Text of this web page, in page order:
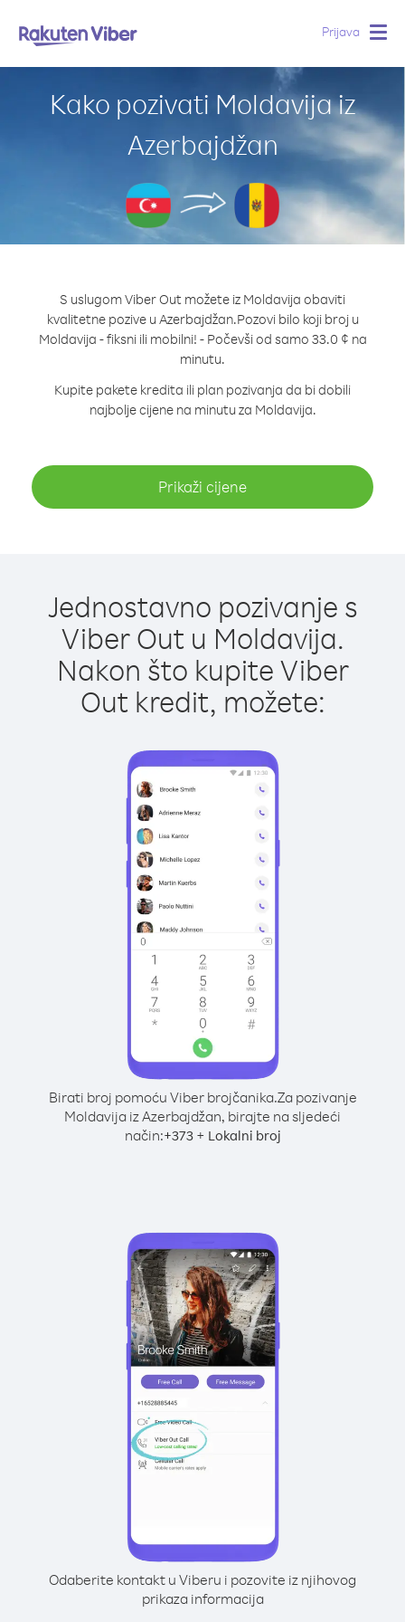
Prijava
Kako pozivati Moldavija iz
Azerbajdžan
S uslugom Viber Out možete iz Moldavija obaviti
kvalitetne pozive u Azerbajdžan.Pozovi bilo koji broj u
Moldavija - fiksni ili mobilni! - Počevši od samo 33.0 ¢ na
minutu.
Kupite pakete kredita ili plan pozivanja da bi dobili
najbolje cijene na minutu za Moldavija.
Prikaži cijene
Jednostavno pozivanje s
Viber Out u Moldavija.
Nakon što kupite Viber
Out kredit, možete:
Birati broj pomoću Viber brojčanika.Za pozivanje
Moldavija iz Azerbajdžan, birajte na sljedeći
način:+373+ Lokalni broj
Odaberite kontakt u Viberu i pozovite iz njihovog
prikaza informacija